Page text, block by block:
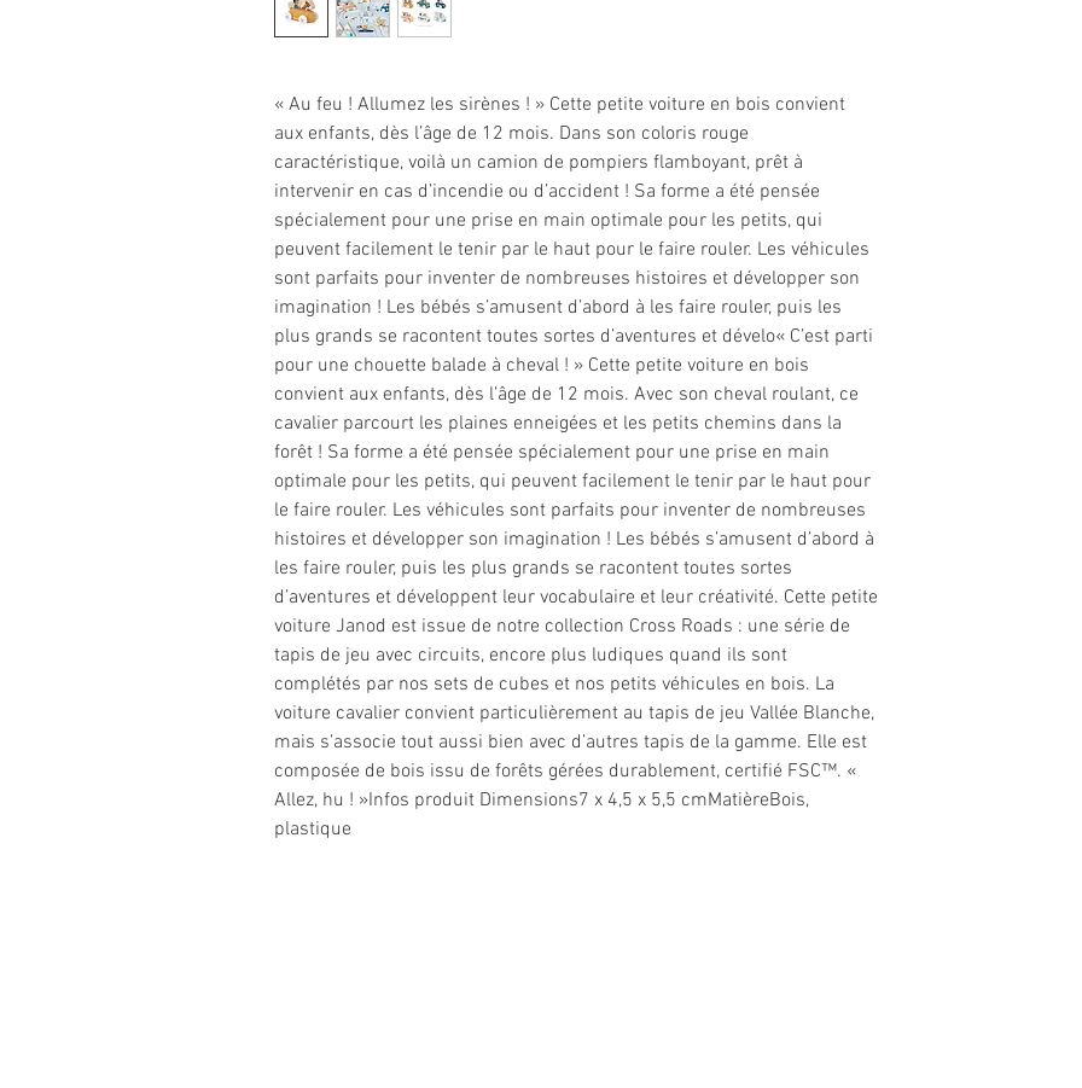
« Au feu ! Allumez les sirènes ! » Cette petite voiture en bois convient
aux enfants, dès l’âge de 12 mois. Dans son coloris rouge
caractéristique, voilà un camion de pompiers flamboyant, prêt à
intervenir en cas d’incendie ou d’accident ! Sa forme a été pensée
spécialement pour une prise en main optimale pour les petits, qui
peuvent facilement le tenir par le haut pour le faire rouler. Les véhicules
sont parfaits pour inventer de nombreuses histoires et développer son
imagination ! Les bébés s’amusent d’abord à les faire rouler, puis les
plus grands se racontent toutes sortes d’aventures et dévelo« C’est parti
pour une chouette balade à cheval ! » Cette petite voiture en bois
convient aux enfants, dès l’âge de 12 mois. Avec son cheval roulant, ce
cavalier parcourt les plaines enneigées et les petits chemins dans la
forêt ! Sa forme a été pensée spécialement pour une prise en main
optimale pour les petits, qui peuvent facilement le tenir par le haut pour
le faire rouler. Les véhicules sont parfaits pour inventer de nombreuses
histoires et développer son imagination ! Les bébés s’amusent d’abord à
les faire rouler, puis les plus grands se racontent toutes sortes
d’aventures et développent leur vocabulaire et leur créativité. Cette petite
voiture Janod est issue de notre collection Cross Roads : une série de
tapis de jeu avec circuits, encore plus ludiques quand ils sont
complétés par nos sets de cubes et nos petits véhicules en bois. La
voiture cavalier convient particulièrement au tapis de jeu Vallée Blanche,
mais s’associe tout aussi bien avec d’autres tapis de la gamme. Elle est
composée de bois issu de forêts gérées durablement, certifié FSC™. «
Allez, hu ! »Infos produit Dimensions7 x 4,5 x 5,5 cmMatièreBois,
plastique